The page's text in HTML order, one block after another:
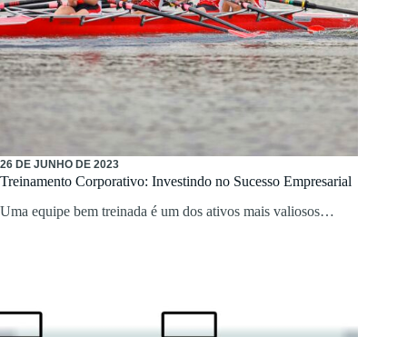
26 DE JUNHO DE 2023
Treinamento Corporativo: Investindo no Sucesso Empresarial
Uma equipe bem treinada é um dos ativos mais valiosos…